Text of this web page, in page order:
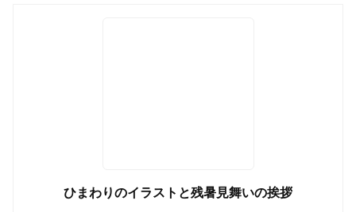
ひまわりのイラストと残暑見舞いの挨拶